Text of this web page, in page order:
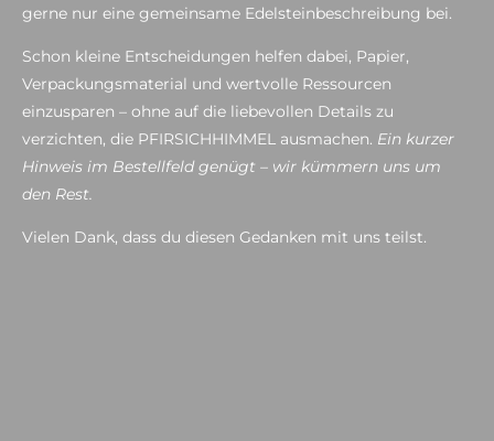
gerne nur eine gemeinsame Edelsteinbeschreibung bei.
Schon kleine Entscheidungen helfen dabei, Papier,
Verpackungsmaterial und wertvolle Ressourcen
einzusparen – ohne auf die liebevollen Details zu
verzichten, die PFIRSICHHIMMEL ausmachen. Ein kurzer
Hinweis im Bestellfeld genügt – wir kümmern uns um
den Rest.
Vielen Dank, dass du diesen Gedanken mit uns teilst.